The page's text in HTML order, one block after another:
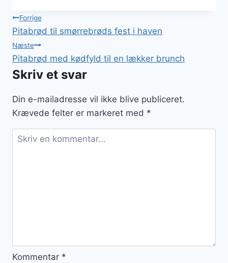
Indlægsnavigation
Forrige
Pitabrød til smørrebrøds fest i haven
Næste
Pitabrød med kødfyld til en lækker brunch
Skriv et svar
Din e-mailadresse vil ikke blive publiceret.
Krævede felter er markeret med *
Kommentar *